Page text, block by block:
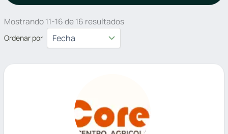
Mostrando 11-16 de 16 resultados
Ordenar por